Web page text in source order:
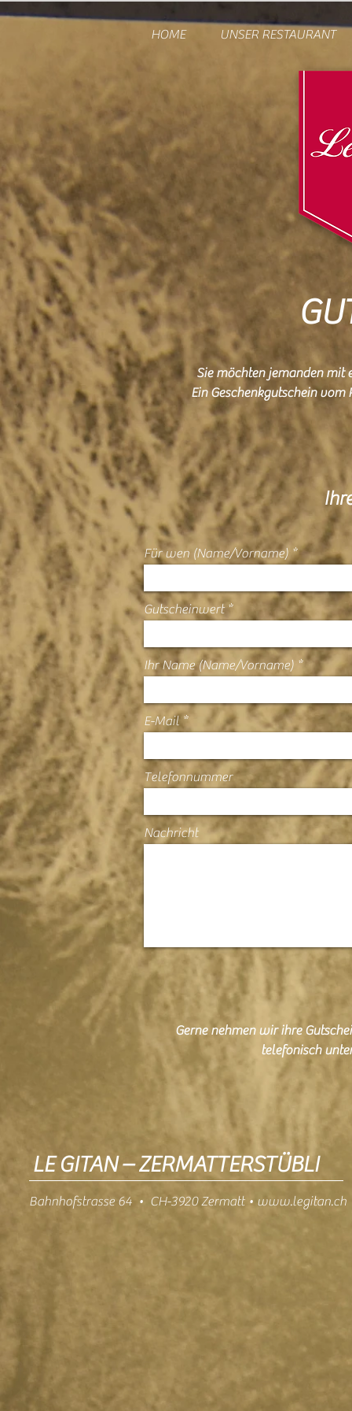
HOME UNSER RESTAURANT
Für wen (Name/Vorname)
Gutscheinwert
Ihr Name (Name/Vorname)
E-Mail
Telefonnummer
Nachricht
Gerne nehmen wir ihre
telefonisch
Sie möchten jemanden mit
Ein Geschenkgutschein vom
LE GITAN – ZERMATTERSTÜBLI
Bahnhofstrasse 64 • CH-3920 Zermatt • www.legitan.ch